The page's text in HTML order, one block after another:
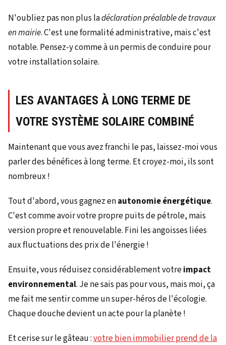
N'oubliez pas non plus ladéclaration préalable de travaux
en mairie. C'est une formalité administrative, mais c'est
notable. Pensez-y comme à un permis de conduire pour
votre installation solaire.
LES AVANTAGES À LONG TERME DE
VOTRE SYSTÈME SOLAIRE COMBINÉ
Maintenant que vous avez franchi le pas, laissez-moi vous
parler des bénéfices à long terme. Et croyez-moi, ils sont
nombreux !
Tout d'abord, vous gagnez enautonomie énergétique.
C'est comme avoir votre propre puits de pétrole, mais
version propre et renouvelable. Fini les angoisses liées
aux fluctuations des prix de l'énergie !
Ensuite, vous réduisez considérablement votreimpact
environnemental. Je ne sais pas pour vous, mais moi, ça
me fait me sentir comme un super-héros de l'écologie.
Chaque douche devient un acte pour la planète !
Et cerise sur le gâteau :votre bien immobilier prend de la